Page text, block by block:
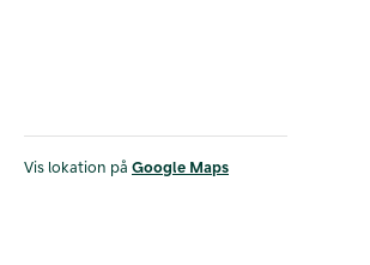
Vis lokation på Google Maps